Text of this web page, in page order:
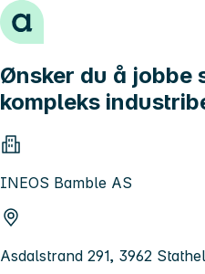
Hopp til innhold
Ønsker du å jobbe
kompleks
INEOS Bamble AS
Asdalstrand 291, 3962